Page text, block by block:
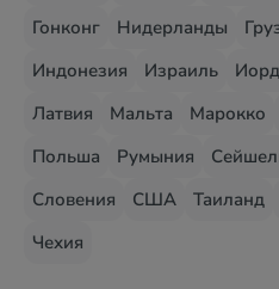
Гонконг
Нидерланды
Индонезия
Израиль
Латвия
Мальта Марокко
Польша
Румыния
Словения
США Таиланд
Чехия